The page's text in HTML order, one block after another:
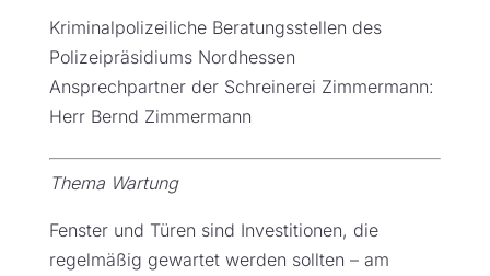
Kriminalpolizeiliche Beratungsstellen des
Polizeipräsidiums Nordhessen
Ansprechpartner der Schreinerei Zimmermann:
Herr Bernd Zimmermann
Thema Wartung
Fenster und Türen sind Investitionen, die
regelmäßig gewartet werden sollten – am